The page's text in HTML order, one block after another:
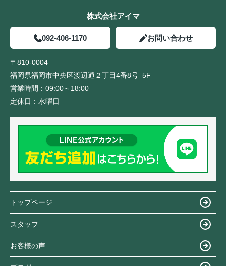
株式会社アイマ
092-406-1170 お問い合わせ
〒810-0004
福岡県福岡市中央区渡辺通２丁目4番8号 5F
営業時間： 09:00～18:00
定休日： 水曜日
トップページ
スタッフ
お客様の声